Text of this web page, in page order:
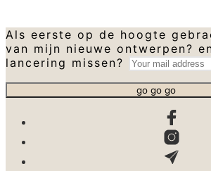
Als eerste op de hoogte
van mijn nieuwe ontwerpen?
lancering missen?